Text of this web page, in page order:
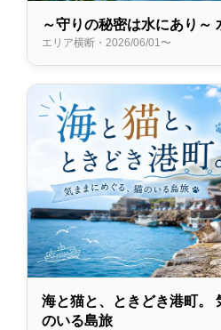
～守りの秘密は水にあり～
エリア横断・2026/06/01〜
海と猫と、ときどき港町。
のいる島旅